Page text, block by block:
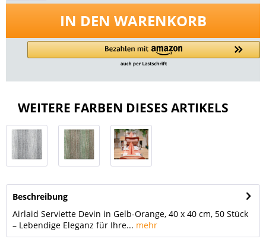
IN DEN WARENKORB
WEITERE FARBEN DIESES ARTIKELS
Beschreibung
Airlaid Serviette Devin in Gelb-Orange, 40 x 40 cm, 50 Stück
– Lebendige Eleganz für Ihre... mehr